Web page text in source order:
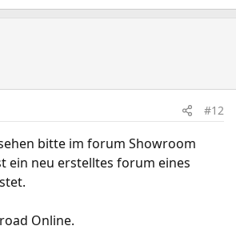
#12
bitte im forum Showroom
ein neu erstelltes forum eines
Online.